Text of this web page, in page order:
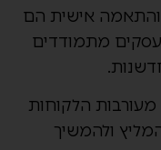
והתאמה אישית הם
מתמודדים
הלקוחות
ולהמשיך